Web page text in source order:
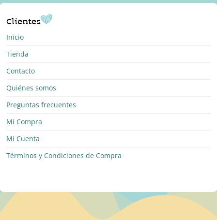
Clientes
Inicio
Tienda
Contacto
Quiénes somos
Preguntas frecuentes
Mi Compra
Mi Cuenta
Términos y Condiciones de Compra